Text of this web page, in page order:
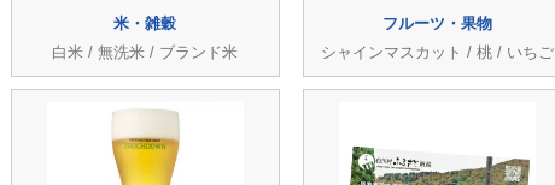
米・雑穀
白米 / 無洗米 / ブランド米
フルーツ・果物
シャインマスカット / 桃 / いちご